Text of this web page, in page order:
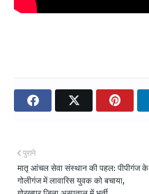
पुराने
मातृ आंचल सेवा संस्थान की पहल: पीपीगंज के
गोलीगंज में लावारिस युवक को बचाया,